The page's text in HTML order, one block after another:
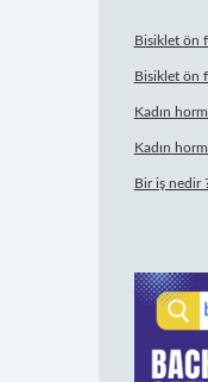
Bisiklet ön
Bisiklet ön
Kadın
Kadın
Bir iş nedir